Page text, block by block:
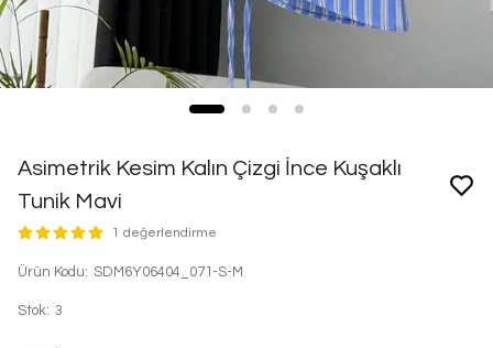
Asimetrik Kesim Kalın Çizgi İnce Kuşaklı
Tunik Mavi
1 değerlendirme
Ürün Kodu: SDM6Y06404_071-S-M
Stok: 3